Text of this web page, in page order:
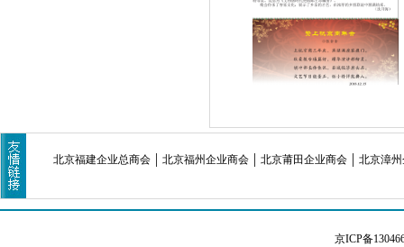
北京福建企业总商会 北京福州企业商会 北京莆田企业商会 北京漳
京ICP备